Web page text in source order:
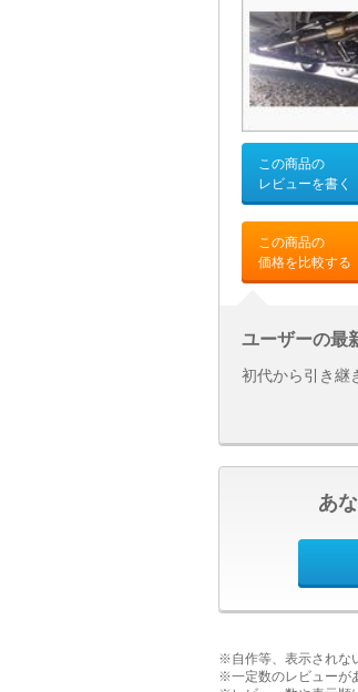
この商品の
レビューを書く
この商品の
価格を比較する
ユーザーの最
初代から引き継
あ
※自作等、表示されな
※一定数のレビューが